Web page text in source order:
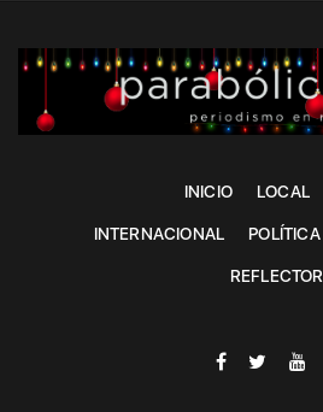
INICIO LOCAL
INTERNACIONAL POLÍTICA
REFLECTOR